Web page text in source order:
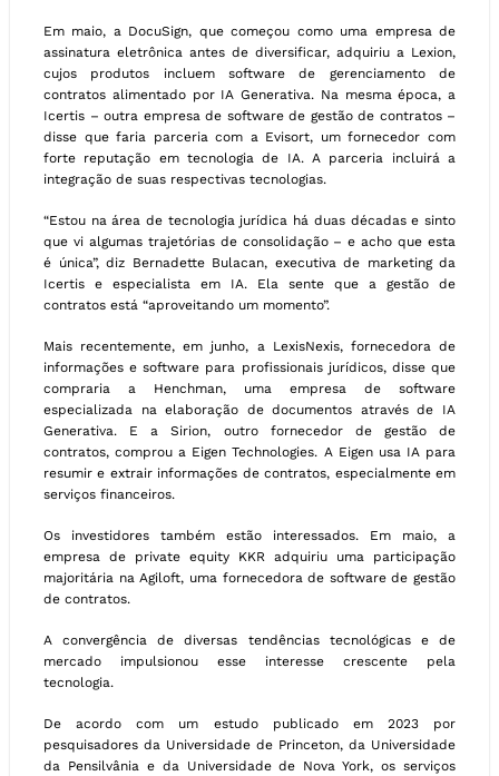
Em maio, a DocuSign, que começou como uma empresa de
assinatura eletrônica antes de diversificar, adquiriu a Lexion,
cujos produtos incluem software de gerenciamento de
contratos alimentado por IA Generativa. Na mesma época, a
Icertis – outra empresa de software de gestão de contratos –
disse que faria parceria com a Evisort, um fornecedor com
forte reputação em tecnologia de IA. A parceria incluirá a
integração de suas respectivas tecnologias.
“Estou na área de tecnologia jurídica há duas décadas e sinto
que vi algumas trajetórias de consolidação – e acho que esta
é única”, diz Bernadette Bulacan, executiva de marketing da
Icertis e especialista em IA. Ela sente que a gestão de
contratos está “aproveitando um momento”.
Mais recentemente, em junho, a LexisNexis, fornecedora de
informações e software para profissionais jurídicos, disse que
compraria a Henchman, uma empresa de software
especializada na elaboração de documentos através de IA
Generativa. E a Sirion, outro fornecedor de gestão de
contratos, comprou a Eigen Technologies. A Eigen usa IA para
resumir e extrair informações de contratos, especialmente em
serviços financeiros.
Os investidores também estão interessados. Em maio, a
empresa de private equity KKR adquiriu uma participação
majoritária na Agiloft, uma fornecedora de software de gestão
de contratos.
A convergência de diversas tendências tecnológicas e de
mercado impulsionou esse interesse crescente pela
tecnologia.
De acordo com um estudo publicado em 2023 por
pesquisadores da Universidade de Princeton, da Universidade
da Pensilvânia e da Universidade de Nova York, os serviços